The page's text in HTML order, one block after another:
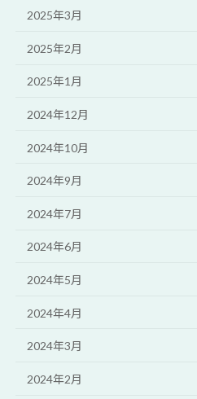
2025年3月
2025年2月
2025年1月
2024年12月
2024年10月
2024年9月
2024年7月
2024年6月
2024年5月
2024年4月
2024年3月
2024年2月